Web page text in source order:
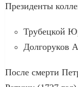
Президенты
Трубецкой
Долгоруков
После смерти